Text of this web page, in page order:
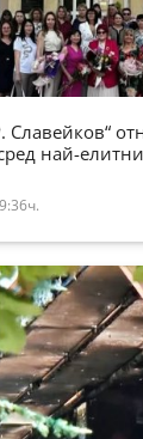
Славейков“
най-